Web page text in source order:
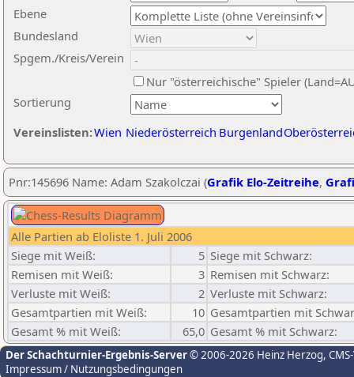
Ebene
Sortierung
Bundesland
Spgem./Kreis/Verein
Nur "österreichische" Spieler
Vereinslisten:Wien Niederösterreich Burgenland
Pnr:145696 Name: Adam Szakolczai (Grafik Elo-Zeitreihe,
Alle Partien ab Eloliste 1. Juli 2006
Siege mit Weiß:
5 Siege mit Schwarz:
Remisen mit Weiß:
3 Remisen mit Schwarz:
Verluste mit Weiß:
2 Verluste mit Schwarz:
Gesamtpartien mit Weiß:
10 Gesamtpartien mit
Gesamt % mit Weiß:
65,0 Gesamt % mit Schwarz:
Der Schachturnier-Ergebnis-Server© 2006-2026 Heinz Herzog,
Impressum / Nutzungsbedingungen